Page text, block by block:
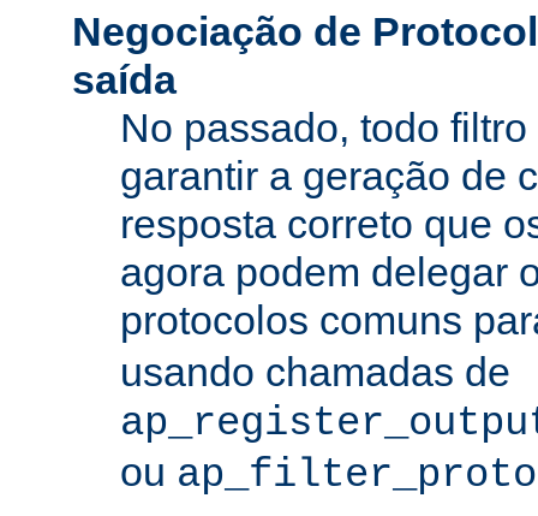
Negociação de
saída
No passado, todo
garantir a geração de
resposta correto que
agora podem delegar
protocolos comuns
usando chamadas de
ou